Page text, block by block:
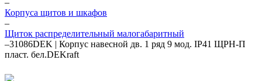
–
Корпуса щитов и шкафов
–
Щиток распределительный малогабаритный
–31086DEK | Корпус навесной дв. 1 ряд 9 мод. IP41 ЩРН-П
пласт. бел.DEKraft